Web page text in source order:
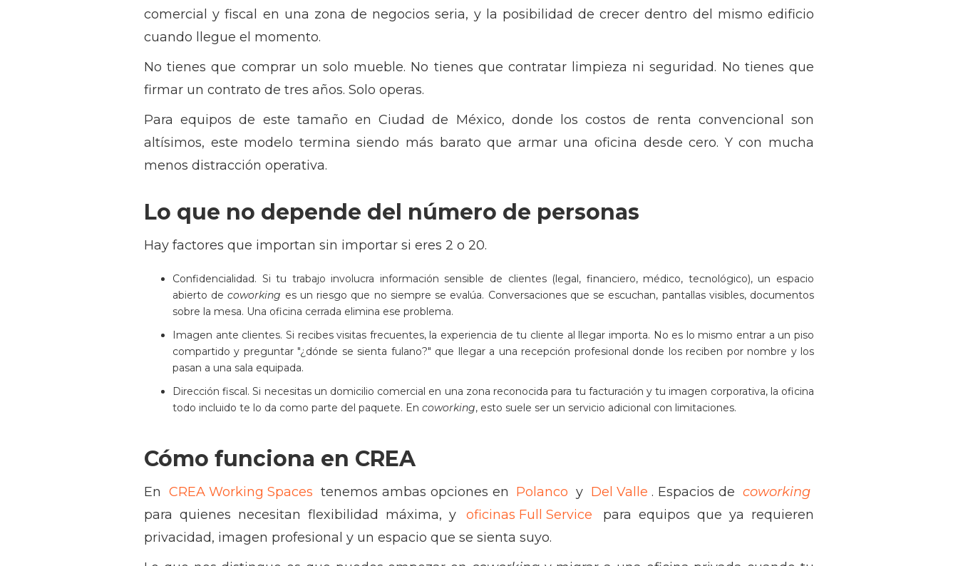
comercial y fiscal en una zona de negocios seria, y la posibilidad de crecer dentro del mismo edificio
cuando llegue el momento.
No tienes que comprar un solo mueble. No tienes que contratar limpieza ni seguridad. No tienes que
firmar un contrato de tres años. Solo operas.
Para equipos de este tamaño en Ciudad de México, donde los costos de renta convencional son
altísimos, este modelo termina siendo más barato que armar una oficina desde cero. Y con mucha
menos distracción operativa.
Lo que no depende del número de personas
Hay factores que importan sin importar si eres 2 o 20.
Confidencialidad. Si tu trabajo involucra información sensible de clientes (legal, financiero, médico, tecnológico), un espacio
abierto decoworking es un riesgo que no siempre se evalúa. Conversaciones que se escuchan, pantallas visibles, documentos
sobre la mesa. Una oficina cerrada elimina ese problema.
Imagen ante clientes. Si recibes visitas frecuentes, la experiencia de tu cliente al llegar importa. No es lo mismo entrar a un piso
compartido y preguntar "¿dónde se sienta fulano?" que llegar a una recepción profesional donde los reciben por nombre y los
pasan a una sala equipada.
Dirección fiscal. Si necesitas un domicilio comercial en una zona reconocida para tu facturación y tu imagen corporativa, la oficina
todo incluido te lo da como parte del paquete. En coworking, esto suele ser un servicio adicional con limitaciones.
Cómo funciona en CREA
En CREA Working Spaces tenemos ambas opciones en Polanco y Del Valle . Espacios de coworking
para quienes necesitan flexibilidad máxima, y
oficinas Full Service
para equipos que ya requieren
privacidad, imagen profesional y un espacio que se sienta suyo.